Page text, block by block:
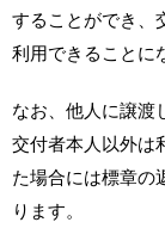
することができ、
利用できることに
なお、他人に譲渡
交付者本人以外は
た場合には標章の
ります。